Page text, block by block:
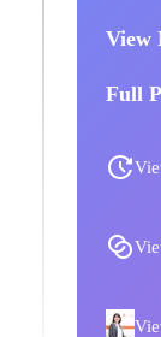
View
Full